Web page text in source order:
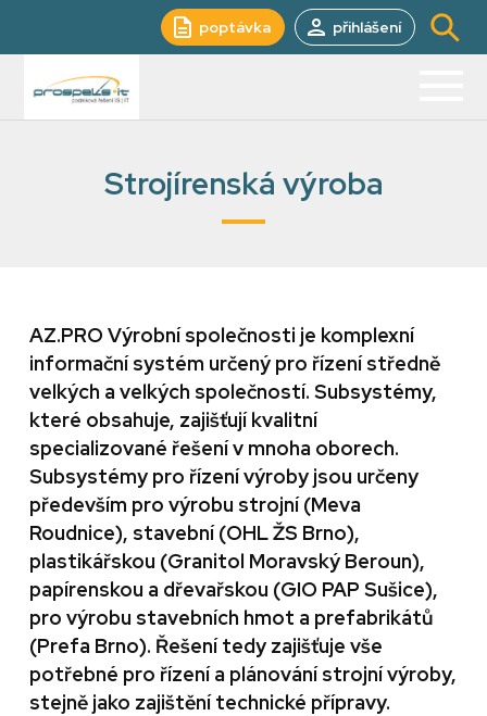
poptávka přihlášení
Strojírenská výroba
AZ.PRO Výrobní společnosti je komplexní
informační systém určený pro řízení středně
velkých a velkých společností. Subsystémy,
které obsahuje, zajišťují kvalitní
specializované řešení v mnoha oborech.
Subsystémy pro řízení výroby jsou určeny
především pro výrobu strojní (Meva
Roudnice), stavební (OHL ŽS Brno),
plastikářskou (Granitol Moravský Beroun),
papírenskou a dřevařskou (GIO PAP Sušice),
pro výrobu stavebních hmot a prefabrikátů
(Prefa Brno). Řešení tedy zajišťuje vše
potřebné pro řízení a plánování strojní výroby,
stejně jako zajištění technické přípravy.